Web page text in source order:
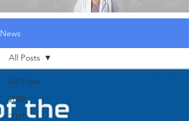
News
All Posts
2022
2021
All Posts